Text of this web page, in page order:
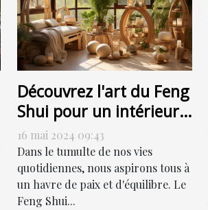
Découvrez l'art du Feng
Shui pour un intérieur
harmonieux
16 mai 2024 09:43
Dans le tumulte de nos vies
quotidiennes, nous aspirons tous à
un havre de paix et d'équilibre. Le
Feng Shui...